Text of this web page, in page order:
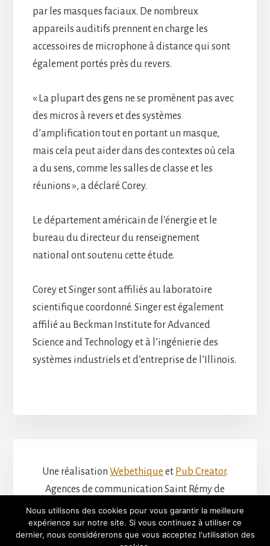
par les masques faciaux. De nombreux
appareils auditifs prennent en charge les
accessoires de microphone à distance qui sont
également portés près du revers.
« La plupart des gens ne se promènent pas avec
des micros à revers et des systèmes
d’amplification tout en portant un masque,
mais cela peut aider dans des contextes où cela
a du sens, comme les salles de classe et les
réunions », a déclaré Corey.
Le département américain de l’énergie et le
bureau du directeur du renseignement
national ont soutenu cette étude.
Corey et Singer sont affiliés au laboratoire
scientifique coordonné. Singer est également
affilié au Beckman Institute for Advanced
Science and Technology et à l’ingénierie des
systèmes industriels et d’entreprise de l’Illinois.
Une réalisation Webethique et Pub Creator.
Agences de communication Saint Rémy de
Provence
Nous utilisons des cookies pour vous garantir la meilleure
expérience sur notre site. Si vous continuez à utiliser ce
dernier, nous considérerons que vous acceptez l'utilisation des